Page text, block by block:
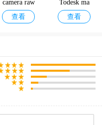
camera raw
mac版
查看
Todesk ma
c版本
查看